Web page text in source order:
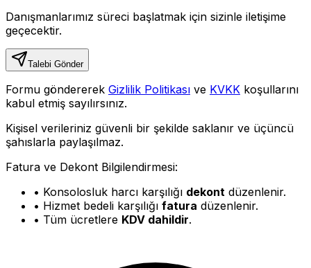
Danışmanlarımız süreci başlatmak için sizinle iletişime
geçecektir.
Talebi Gönder
Formu göndererek Gizlilik Politikası ve KVKK koşullarını
kabul etmiş sayılırsınız.
Kişisel verileriniz güvenli bir şekilde saklanır ve üçüncü
şahıslarla paylaşılmaz.
Fatura ve Dekont Bilgilendirmesi:
• Konsolosluk harcı karşılığı dekont düzenlenir.
• Hizmet bedeli karşılığı fatura düzenlenir.
• Tüm ücretlere KDV dahildir.